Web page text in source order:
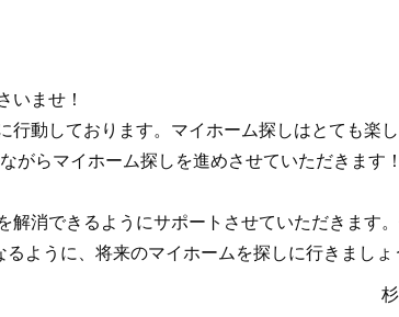
いませ！
行動しております。マイホーム探しはとても楽
がらマイホーム探しを進めさせていただきます
消できるようにサポートさせていただきます。
ように、将来のマイホームを探しに行きましょ